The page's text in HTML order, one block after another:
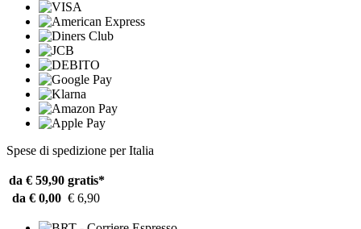
Spese di spedizione per Italia
da € 59,90 gratis*
da € 0,00 € 6,90